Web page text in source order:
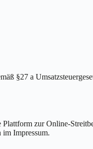
§27 a
zur Online-
Impressum.